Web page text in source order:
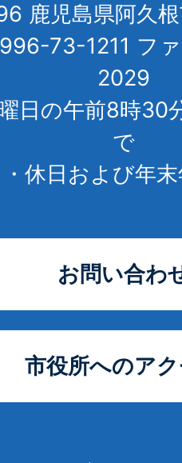
鹿児島県阿久
73-1211 フ
2029
日の午前8時30
で
休日および年
お問い合わ
市役所へのア